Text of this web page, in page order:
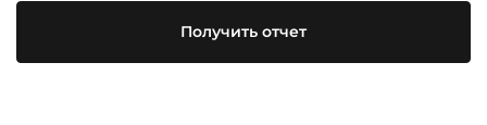
Получить отчет